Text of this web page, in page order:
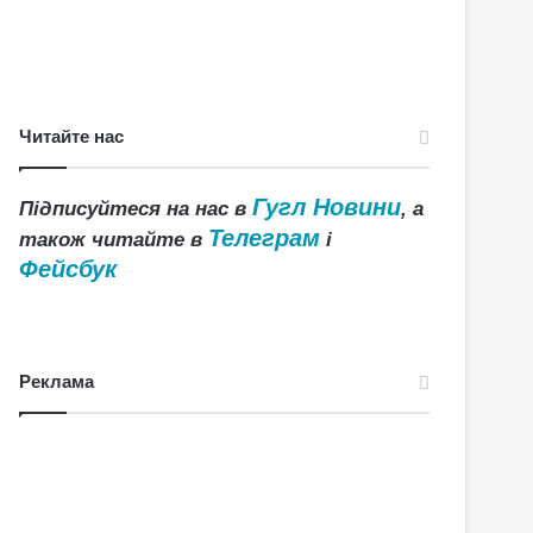
Читайте нас
Підписуйтеся на нас вГугл Новини, а
також читайте в Телеграм і
Фейсбук
Реклама